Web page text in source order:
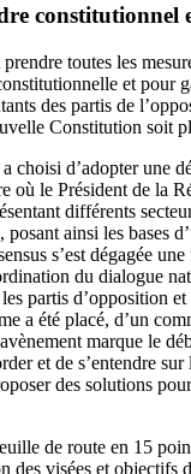
constitutionnel
toutes les
et pour
des partis de
Constitution soit
choisi d’adopter une
où le Président de la
différents
ainsi les bases
s’est dégagée
du dialogue
partis d’opposition
a été placé, d’un
marque le
et de s’entendre
des solutions
de route en 15
des visées et objectifs